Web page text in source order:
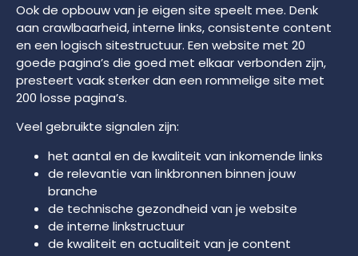
Ook de opbouw van je eigen site speelt mee. Denk
aan crawlbaarheid, interne links, consistente content
en een logisch sitestructuur. Een website met 20
goede pagina’s die goed met elkaar verbonden zijn,
presteert vaak sterker dan een rommelige site met
200 losse pagina’s.
Veel gebruikte signalen zijn:
het aantal en de kwaliteit van inkomende links
de relevantie van linkbronnen binnen jouw
branche
de technische gezondheid van je website
de interne linkstructuur
de kwaliteit en actualiteit van je content